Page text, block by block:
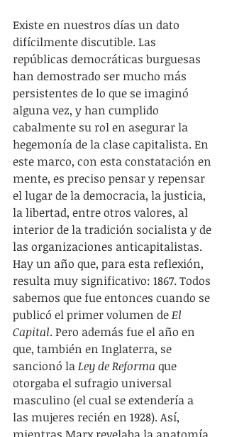
Existe en nuestros días un dato
difícilmente discutible. Las
repúblicas democráticas burguesas
han demostrado ser mucho más
persistentes de lo que se imaginó
alguna vez, y han cumplido
cabalmente su rol en asegurar la
hegemonía de la clase capitalista. En
este marco, con esta constatación en
mente, es preciso pensar y repensar
el lugar de la democracia, la justicia,
la libertad, entre otros valores, al
interior de la tradición socialista y de
las organizaciones anticapitalistas.
Hay un año que, para esta reflexión,
resulta muy significativo: 1867. Todos
sabemos que fue entonces cuando se
publicó el primer volumen de El
Capital. Pero además fue el año en
que, también en Inglaterra, se
sancionó la Ley de Reforma que
otorgaba el sufragio universal
masculino (el cual se extendería a
las mujeres recién en 1928). Así,